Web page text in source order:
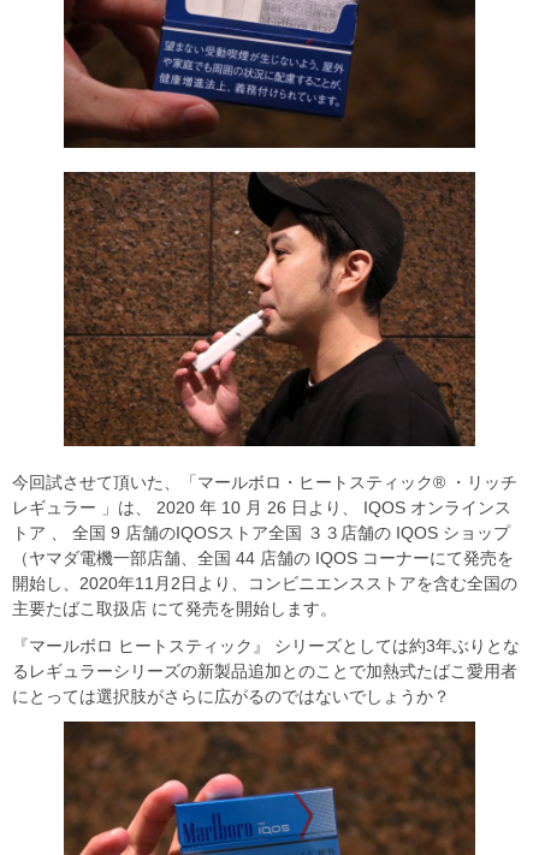
今回試させて頂いた、「マールボロ・ヒートスティック® ・リッチ
レギュラー 」は、 2020 年 10 月 26 日より、 IQOS オンラインス
トア 、 全国 9 店舗のIQOSストア全国 ３３店舗の IQOS ショップ
（ヤマダ電機一部店舗、全国 44 店舗の IQOS コーナーにて発売を
開始し、2020年11月2日より、コンビニエンスストアを含む全国の
主要たばこ取扱店 にて発売を開始します。
『マールボロ ヒートスティック』 シリーズとしては約3年ぶりとな
るレギュラーシリーズの新製品追加とのことで加熱式たばこ愛用者
にとっては選択肢がさらに広がるのではないでしょうか？